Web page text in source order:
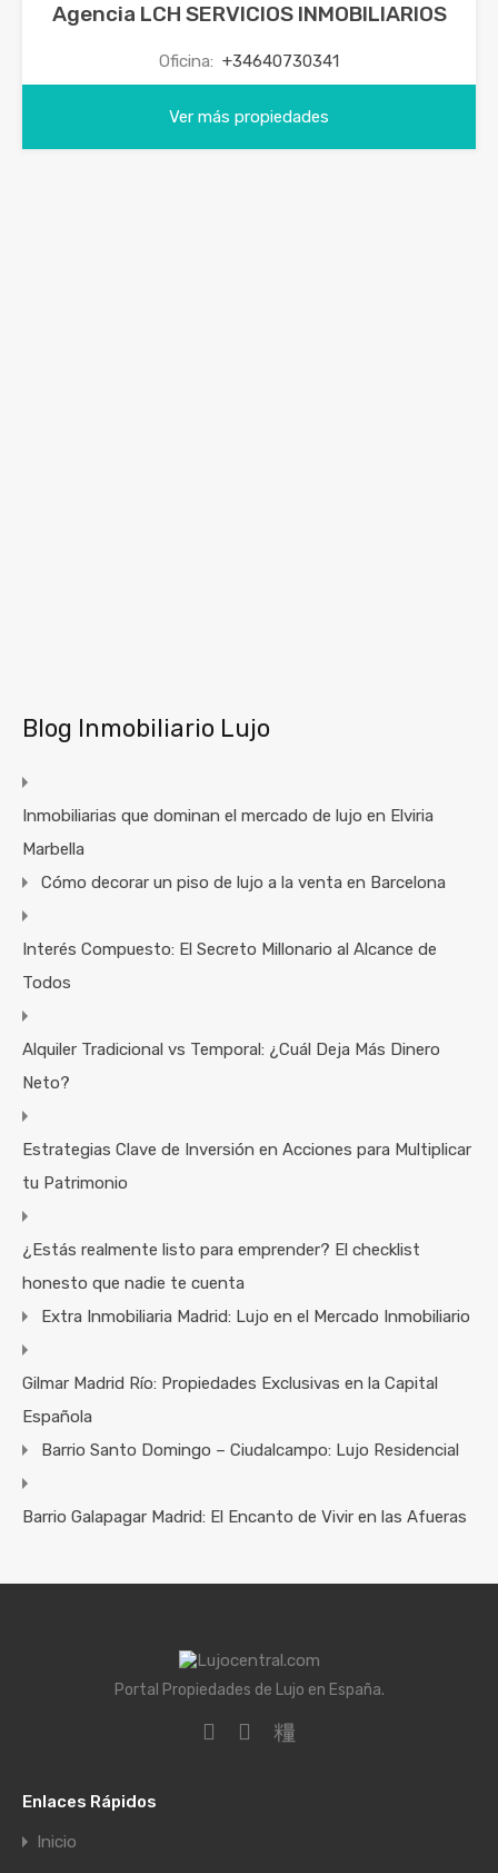
Agencia LCH SERVICIOS INMOBILIARIOS
Oficina: +34640730341
Ver más propiedades
Blog Inmobiliario Lujo
Inmobiliarias que dominan el mercado de lujo en Elviria
Marbella
Cómo decorar un piso de lujo a la venta en Barcelona
Interés Compuesto: El Secreto Millonario al Alcance de
Todos
Alquiler Tradicional vs Temporal: ¿Cuál Deja Más Dinero
Neto?
Estrategias Clave de Inversión en Acciones para Multiplicar
tu Patrimonio
¿Estás realmente listo para emprender? El checklist
honesto que nadie te cuenta
Extra Inmobiliaria Madrid: Lujo en el Mercado Inmobiliario
Gilmar Madrid Río: Propiedades Exclusivas en la Capital
Española
Barrio Santo Domingo – Ciudalcampo: Lujo Residencial
Barrio Galapagar Madrid: El Encanto de Vivir en las Afueras
Portal Propiedades de Lujo en España.
Enlaces Rápidos
Inicio